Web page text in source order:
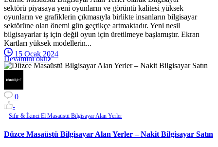
sektörü piyasaya yeni oyunların ve görüntü kalitesi yüksek
oyunların ve grafiklerin çıkmasıyla birlikte insanların bilgisayar
sektörüne olan önemi gün geçtikçe artmaktadır. Yeni nesil
bilgisayarlar iş için değil oyun için üretilmeye başlamıştır. Ekran
Kartları yüksek modellerin...
15 Ocak 2024
Devamını oku
0
-
Sıfır & İkinci El Masaüstü Bilgisayar Alan Yerler
Düzce Masaüstü Bilgisayar Alan Yerler – Nakit Bilgisayar Satın